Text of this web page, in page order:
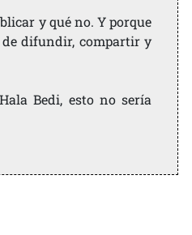
y qué no. Y porque
difundir, compartir y
Bedi, esto no sería